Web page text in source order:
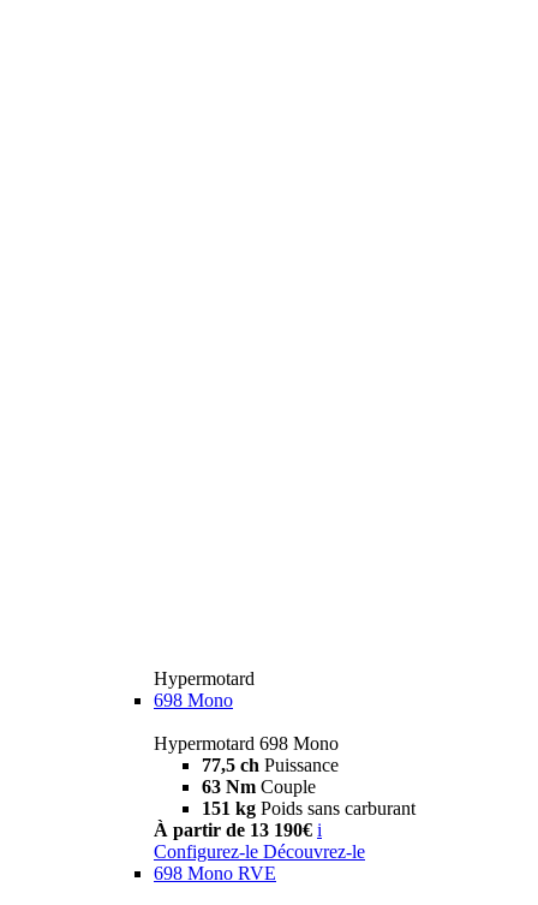
Hypermotard
698 Mono
Hypermotard 698 Mono
77,5 ch Puissance
63 Nm Couple
151 kg Poids sans carburant
À partir de 13 190€ i
Configurez-le Découvrez-le
698 Mono RVE